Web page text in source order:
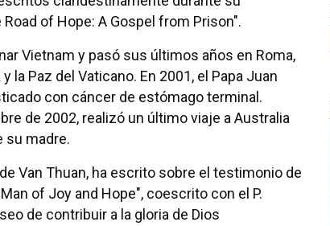
of Hope: A Gospel from Prison".
Vietnam y pasó sus últimos años en Roma,
Paz del Vaticano. En 2001, el Papa Juan
con cáncer de estómago terminal.
de 2002, realizó un último viaje a Australia
su madre.
Van Thuan, ha escrito sobre el testimonio de
of Joy and Hope", coescrito con el P.
de contribuir a la gloria de Dios